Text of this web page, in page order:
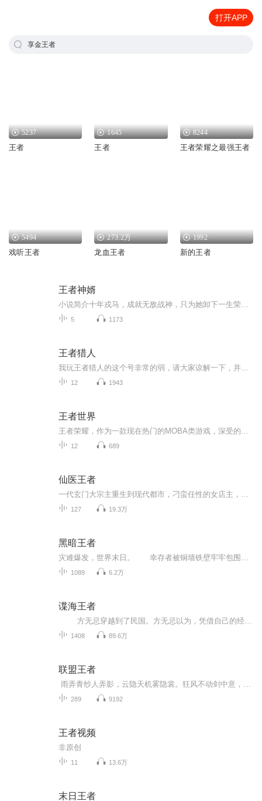
打开APP
享金王者
5237
王者
1645
王者
8244
王者荣耀之最强王者
5494
戏听王者
273.2万
龙血王者
1992
新的王者
王者神婿
5 1173
王者猎人
12 1943
王者世界
12 689
仙医王者
127 19.3万
黑暗王者
1089 6.2万
谍海王者
1408 89.6万
联盟王者
289 9192
王者视频
非原创
11 13.6万
末日王者